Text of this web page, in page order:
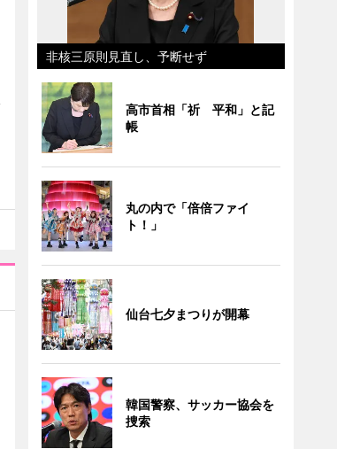
非核三原則見直し、予断せず
高市首相「祈 平和」と記
帳
丸の内で「倍倍ファイ
ト！」
仙台七夕まつりが開幕
韓国警察、サッカー協会を
捜索